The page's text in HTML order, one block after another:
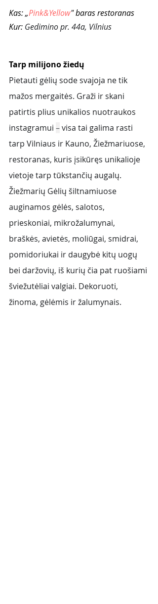
Kas: „Pink&Yellow" baras restoranas
Kur: Gedimino pr. 44a, Vilnius
Tarp milijono žiedų
Pietauti gėlių sode svajoja ne tik
mažos mergaitės. Graži ir skani
patirtis plius unikalios nuotraukos
instagramui – visa tai galima rasti
tarp Vilniaus ir Kauno, Žiežmariuose,
restoranas, kuris įsikūręs unikalioje
vietoje tarp tūkstančių augalų.
Žiežmarių Gėlių šiltnamiuose
auginamos gėlės, salotos,
prieskoniai, mikrožalumynai,
braškės, avietės, moliūgai, smidrai,
pomidoriukai ir daugybė kitų uogų
bei daržovių, iš kurių čia pat ruošiami
šviežutėliai valgiai. Dekoruoti,
žinoma, gėlėmis ir žalumynais.